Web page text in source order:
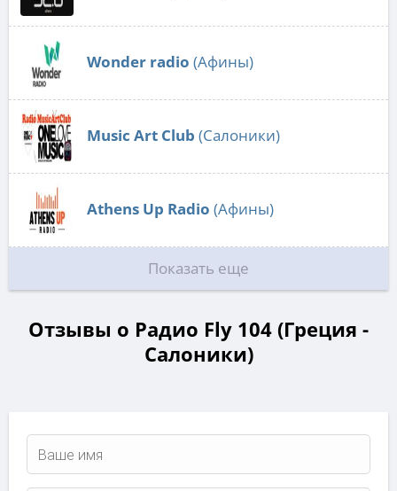
Wonder radio (Афины)
Music Art Club (Салоники)
Athens Up Radio (Афины)
Показать еще
Отзывы о Радио Fly 104 (Греция -
Салоники)